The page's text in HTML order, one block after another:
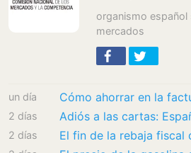
organismo
mercados
un día
2 días
2 días